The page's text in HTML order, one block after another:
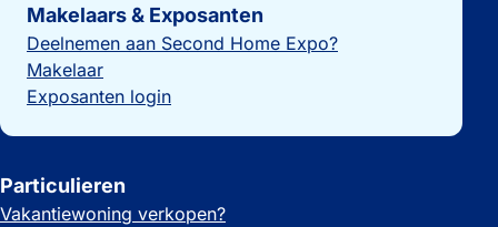
Makelaars & Exposanten
Deelnemen aan Second Home Expo?
Makelaar
Exposanten login
Particulieren
Vakantiewoning verkopen?